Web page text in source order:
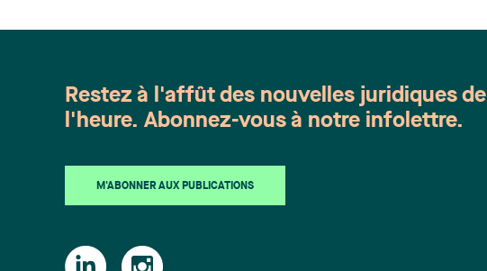
Restez à l'affût des nouvelles juridiques de
l'heure. Abonnez-vous à notre infolettre.
M'ABONNER AUX PUBLICATIONS